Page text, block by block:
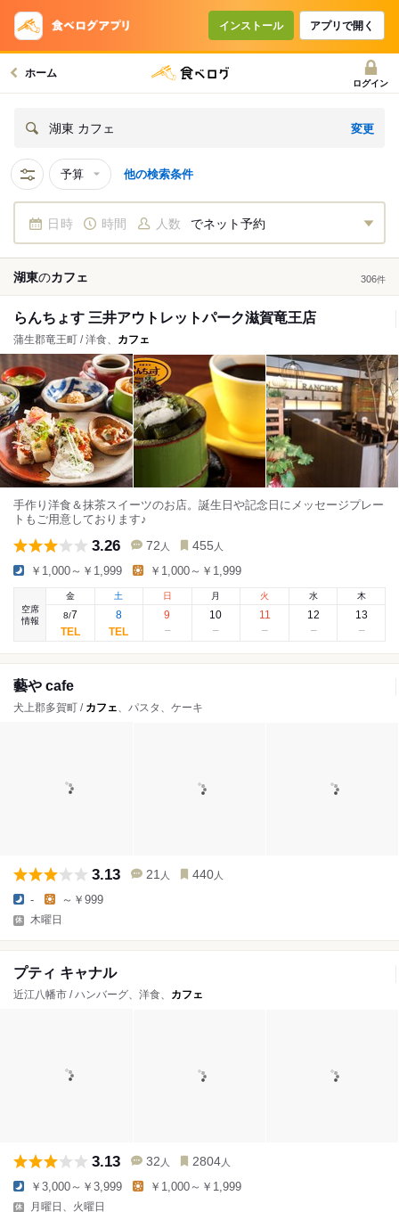
インストール アプリで開く
ホーム
ログイン
湖東 カフェ 変更
予算 他の検索条件
日時 時間 人数 でネット予約
湖東のカフェ 306件
らんちょす 三井アウトレットパーク滋賀竜王店
蒲生郡竜王町 / 洋食、 カフェ
手作り洋食＆抹茶スイーツのお店。誕生日や記念日にメッセージプレー
トもご用意しております♪
3.26 72 人 455 人
￥1,000～￥1,999 ￥1,000～￥1,999
空席
情報
金
8/7
土
8
日
9
月
10
火
11
水
12
木
13
藝や cafe
犬上郡多賀町 / カフェ、パスタ、ケーキ
3.13 21 人 440 人
- ～￥999
木曜日
プティ キャナル
近江八幡市 / ハンバーグ、洋食、 カフェ
3.13 32 人 2804 人
￥3,000～￥3,999 ￥1,000～￥1,999
月曜日、火曜日